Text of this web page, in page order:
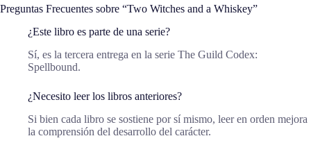
Preguntas Frecuentes sobre “Two Witches and a Whiskey”
¿Este libro es parte de una serie?
Sí, es la tercera entrega en la serie The Guild Codex:
Spellbound.
¿Necesito leer los libros anteriores?
Si bien cada libro se sostiene por sí mismo, leer en orden mejora
la comprensión del desarrollo del carácter.